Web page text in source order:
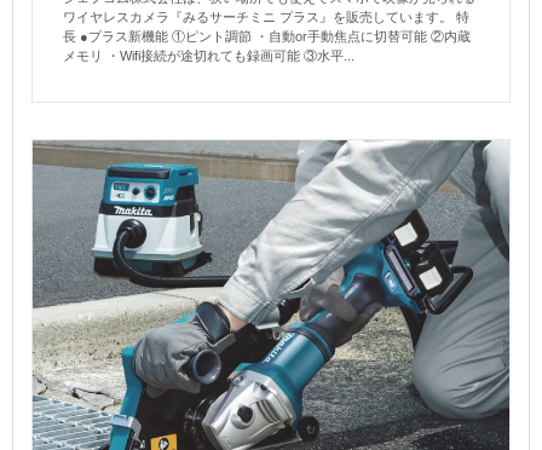
ワイヤレスカメラ『みるサーチミニ プラス』を販売しています。 特
長 ●プラス新機能 ①ピント調節 ・自動or手動焦点に切替可能 ②内蔵
メモリ ・Wifi接続が途切れても録画可能 ③水平...